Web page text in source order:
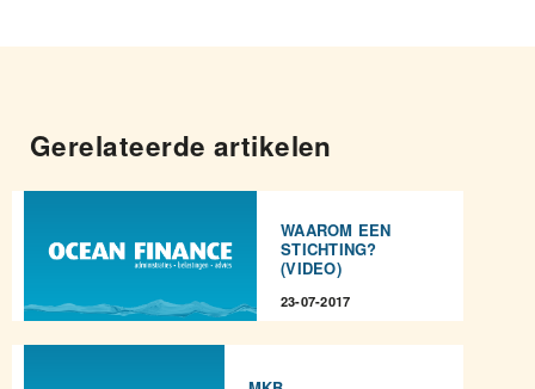
Gerelateerde artikelen
WAAROM EEN
STICHTING?
(VIDEO)
23-07-2017